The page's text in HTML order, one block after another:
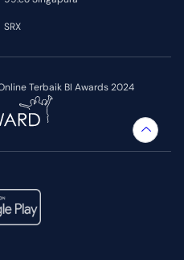
Terbaik BI Awards 2024
SRX